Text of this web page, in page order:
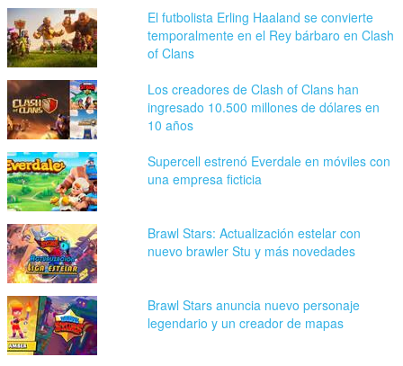
El futbolista Erling Haaland se convierte
temporalmente en el Rey bárbaro en Clash
of Clans
Los creadores de Clash of Clans han
ingresado 10.500 millones de dólares en
10 años
Supercell estrenó Everdale en móviles con
una empresa ficticia
Brawl Stars: Actualización estelar con
nuevo brawler Stu y más novedades
Brawl Stars anuncia nuevo personaje
legendario y un creador de mapas